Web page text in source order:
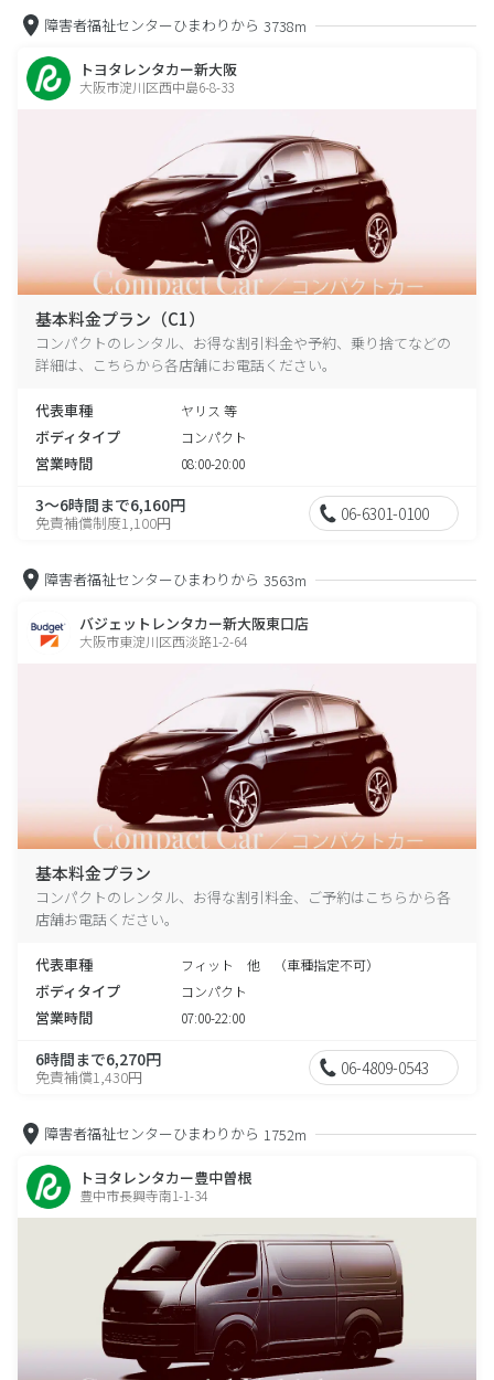
障害者福祉センターひまわりから 3738m
トヨタレンタカー新大阪
大阪市淀川区西中島6-8-33
基本料金プラン（C1）
コンパクトのレンタル、お得な割引料金や予約、乗り捨てなどの
詳細は、こちらから各店舗にお電話ください。
代表車種 ヤリス 等
ボディタイプ コンパクト
営業時間 08:00-20:00
3～6時間まで6,160円
免責補償制度1,100円 06-6301-0100
障害者福祉センターひまわりから 3563m
バジェットレンタカー新大阪東口店
大阪市東淀川区西淡路1-2-64
基本料金プラン
コンパクトのレンタル、お得な割引料金、ご予約はこちらから各
店舗お電話ください。
代表車種 フィット 他 （車種指定不可）
ボディタイプ コンパクト
営業時間 07:00-22:00
6時間まで6,270円
免責補償1,430円 06-4809-0543
障害者福祉センターひまわりから 1752m
トヨタレンタカー豊中曽根
豊中市長興寺南1-1-34